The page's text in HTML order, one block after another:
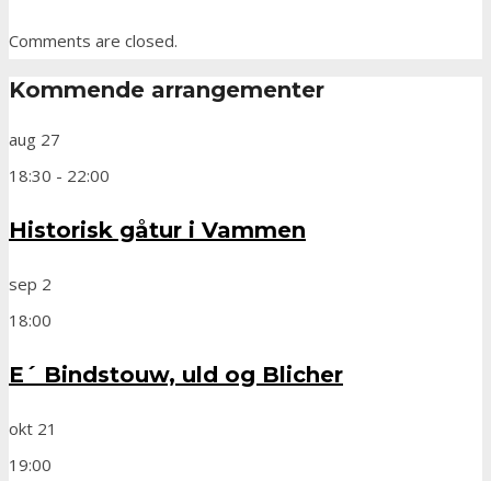
Comments are closed.
Kommende arrangementer
aug 27
18:30 - 22:00
Historisk gåtur i Vammen
sep 2
18:00
E´ Bindstouw, uld og Blicher
okt 21
19:00